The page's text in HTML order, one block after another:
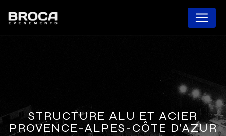
STRUCTURE ALU ET ACIER
PROVENCE-ALPES-CÔTE D'AZUR